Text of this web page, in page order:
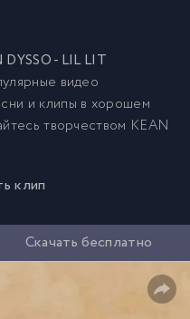
DYSSO - LIL LIT
видео
и клипы в хорошем
творчеством KEAN
клип
Скачать бесплатно